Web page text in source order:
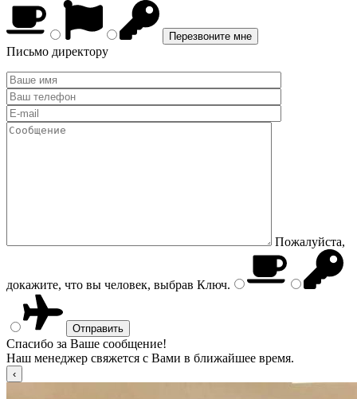
Письмо директору
Пожалуйста,
докажите, что вы человек, выбрав Ключ.
Спасибо за Ваше сообщение!
Наш менеджер свяжется с Вами в ближайшее время.